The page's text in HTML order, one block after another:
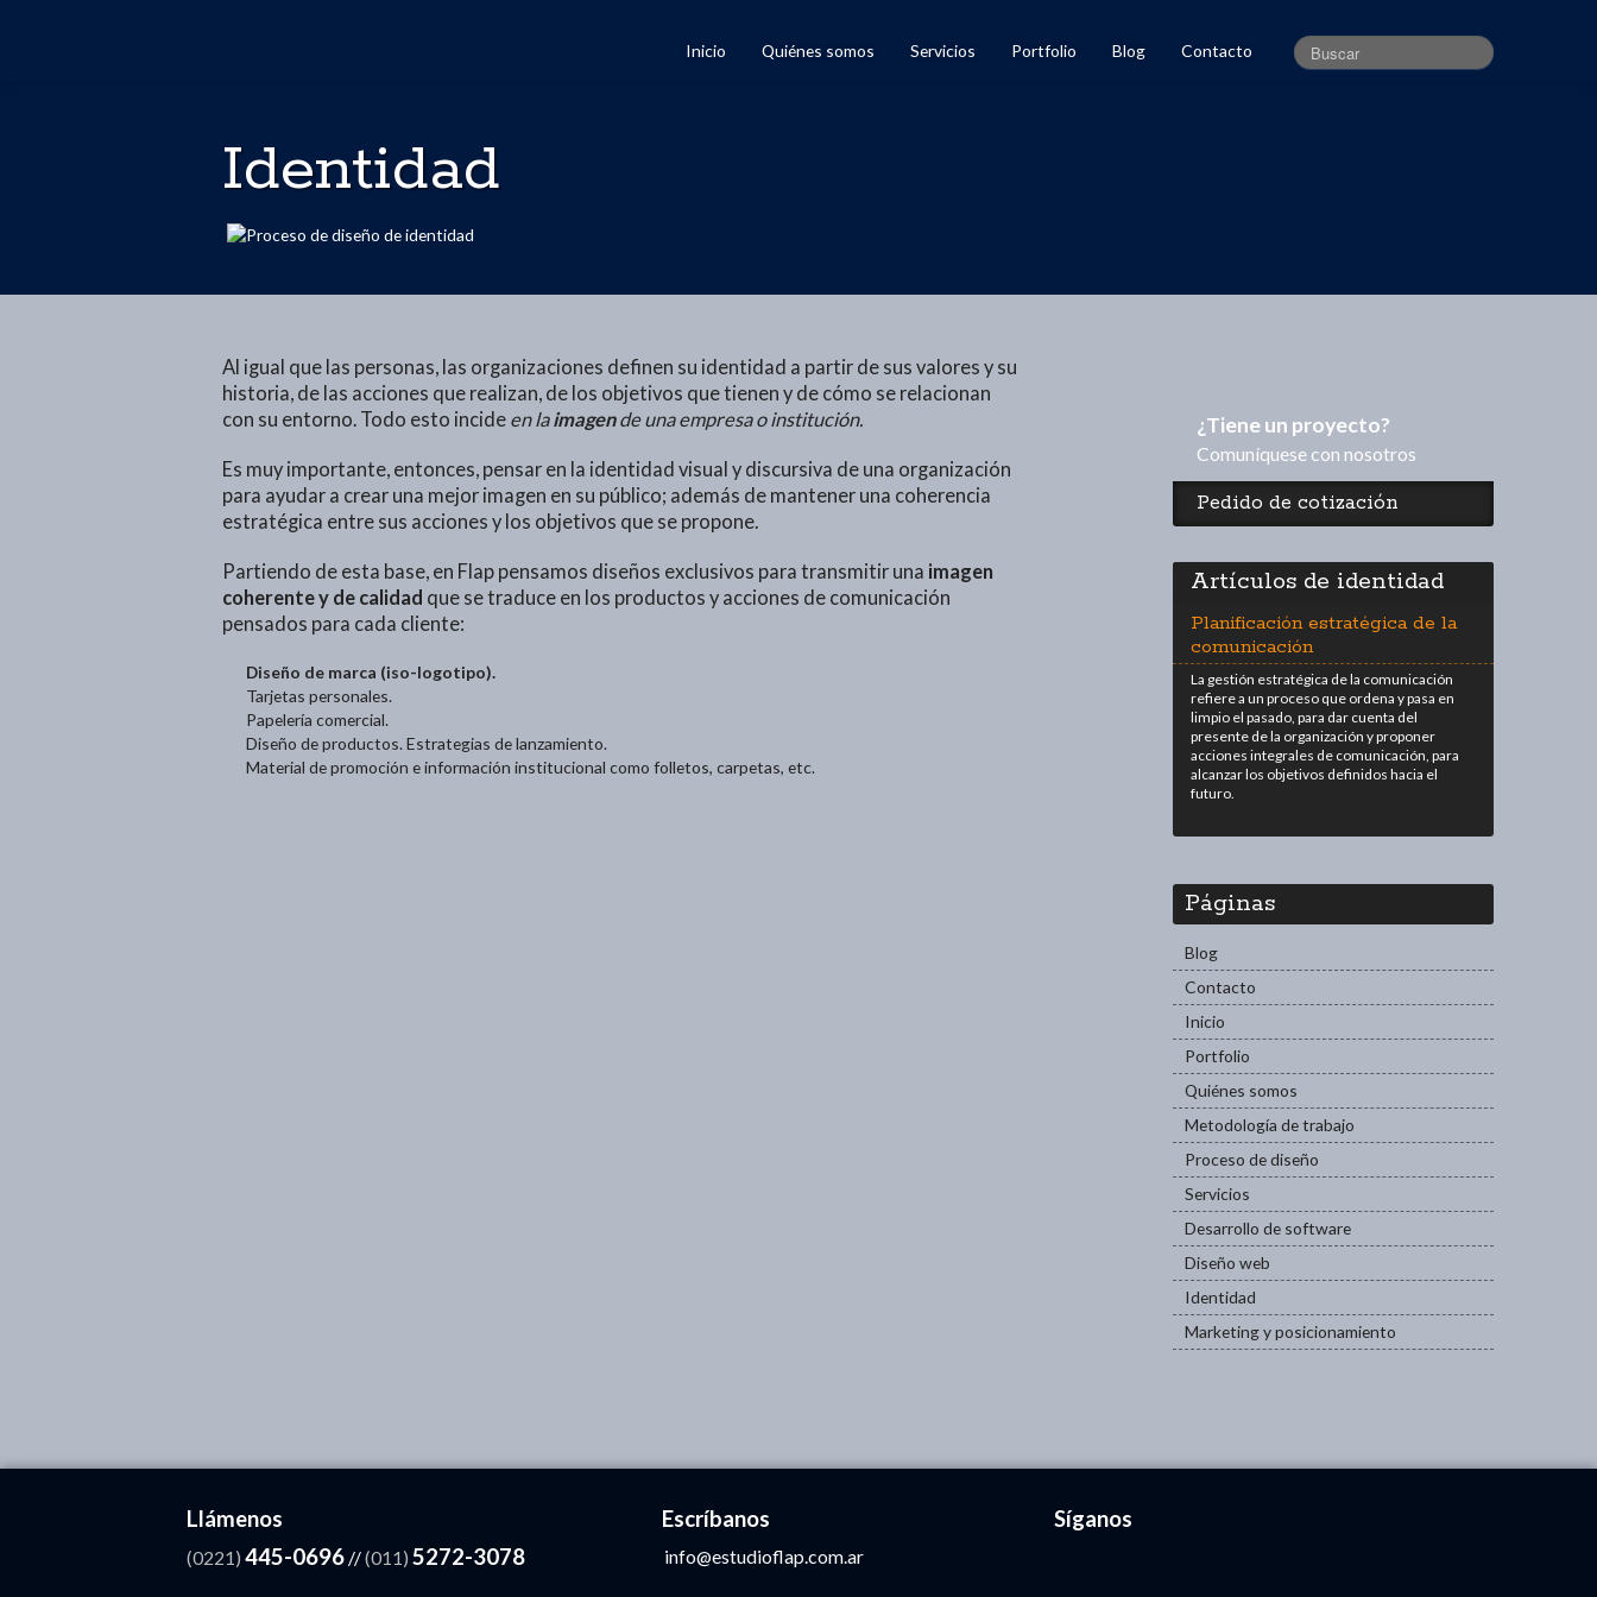
Inicio Quiénes somos Servicios Portfolio Blog Contacto
Identidad
Al igual que las personas, las organizaciones definen su identidad a partir de sus valores y su
historia, de las acciones que realizan, de los objetivos que tienen y de cómo se relacionan
con su entorno. Todo esto incide en laimagende una empresa o institución.
Es muy importante, entonces, pensar en la identidad visual y discursiva de una organización
para ayudar a crear una mejor imagen en su público; además de mantener una coherencia
estratégica entre sus acciones y los objetivos que se propone.
Partiendo de esta base, en Flap pensamos diseños exclusivos para transmitir una imagen
coherente y de calidad que se traduce en los productos y acciones de comunicación
pensados para cada cliente:
Diseño de marca (iso-logotipo).
Tarjetas personales.
Papelería comercial.
Diseño de productos. Estrategias de lanzamiento.
Material de promoción e información institucional como folletos, carpetas, etc.
¿Tiene un proyecto?
Comuníquese con nosotros
Pedido de cotización
Artículos de identidad
Planificación estratégica de la
comunicación
La gestión estratégica de la comunicación
refiere a un proceso que ordena y pasa en
limpio el pasado, para dar cuenta del
presente de la organización y proponer
acciones integrales de comunicación, para
alcanzar los objetivos definidos hacia el
futuro.
Páginas
Blog
Contacto
Inicio
Portfolio
Quiénes somos
Metodología de trabajo
Proceso de diseño
Servicios
Desarrollo de software
Diseño web
Identidad
Marketing y posicionamiento
Llámenos
(0221) 445-0696 //(011) 5272-3078
Escríbanos
info@estudioflap.com.ar
Síganos